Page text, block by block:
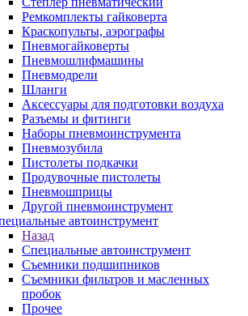
Ремкомплекты гайковерта
Краскопульты, аэрографы
Пневмогайковерты
Пневмошлифмашины
Пневмодрели
Шланги
Аксессуары для подготовки воздуха
Разъемы и фитинги
Наборы пневмоинструмента
Пневмозубила
Пистолеты подкачки
Продувочные пистолеты
Пневмошприцы
Другой пневмоинструмент
автоинструмент
Назад
Специальные автоинструмент
Съемники подшипников
Съемники фильтров и масленных
пробок
Прочее